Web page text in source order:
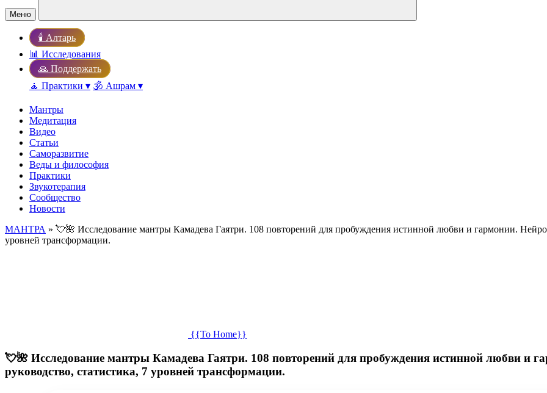
Меню
🕯️ Алтарь
📊 Исследования
🙏 Поддержать
🧘 Практики ▾ 🕉️ Ашрам ▾
Мантры
Медитация
Видео
Статьи
Саморазвитие
Веды и философия
Практики
Звукотерапия
Сообщество
Новости
МАНТРА » 💘🌺 Исследование мантры Камадева Гаятри. 108 повторений для пробуждения истинной любви и гармонии.
уровней трансформации.
{{To Home}}
💘🌺 Исследование мантры Камадева Гаятри. 108 повторений для пробуждения истинной любви и
руководство, статистика, 7 уровней трансформации.